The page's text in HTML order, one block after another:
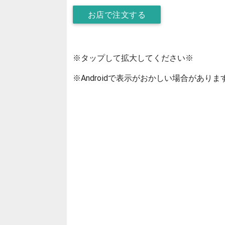
お店で注文する
※タップして拡大してください※
※Androidで表示がおかしい場合があり